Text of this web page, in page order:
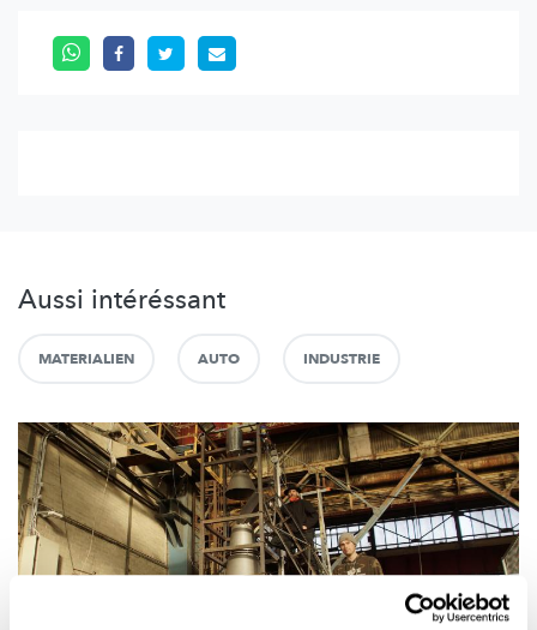
Aussi intéréssant
MATERIALIEN AUTO INDUSTRIE